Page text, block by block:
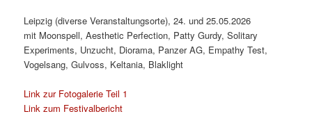
Leipzig (diverse Veranstaltungsorte), 24. und 25.05.2026
mit Moonspell, Aesthetic Perfection, Patty Gurdy, Solitary
Experiments, Unzucht, Diorama, Panzer AG, Empathy Test,
Vogelsang, Gulvoss, Keltania, Blaklight
Link zur Fotogalerie Teil 1
Link zum Festivalbericht